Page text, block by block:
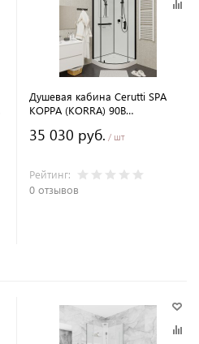
Душевая кабина Cerutti SPA
КОРРА (KORRA) 90B
черный профиль
35 030 руб. / шт
Рейтинг:
0 отзывов